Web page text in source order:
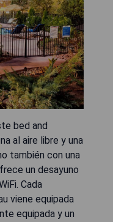
bed and
al aire libre y una
también con una
un desayuno
Cada
viene equipada
equipada y un